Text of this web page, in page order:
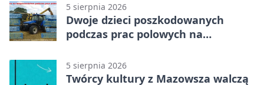
5 sierpnia 2026
Dwoje dzieci poszkodowanych
podczas prac polowych na
5 sierpnia 2026
Twórcy kultury z Mazowsza walczą